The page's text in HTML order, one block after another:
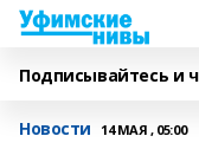
Подписывайтесь и
Новости 14 МАЯ , 05:00